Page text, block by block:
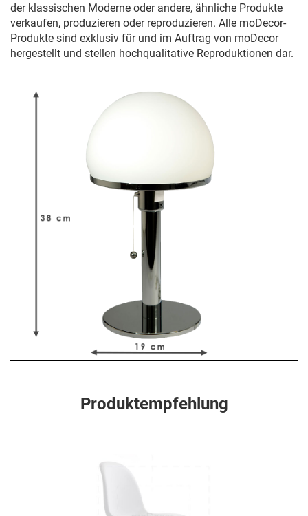
der klassischen Moderne oder andere, ähnliche Produkte
verkaufen, produzieren oder reproduzieren. Alle moDecor-
Produkte sind exklusiv für und im Auftrag von moDecor
hergestellt und stellen hochqualitative Reproduktionen dar.
Produktempfehlung